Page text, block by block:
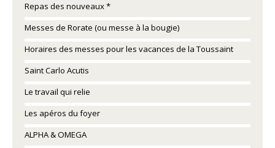
Repas des nouveaux *
Messes de Rorate (ou messe à la bougie)
Horaires des messes pour les vacances de la Toussaint
Saint Carlo Acutis
Le travail qui relie
Les apéros du foyer
ALPHA & OMEGA